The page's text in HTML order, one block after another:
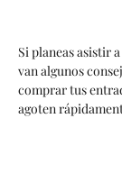
Si planeas asistir
van algunos
comprar tus
agoten